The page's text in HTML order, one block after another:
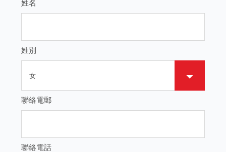
姓名
姓別
聯絡電郵
聯絡電話